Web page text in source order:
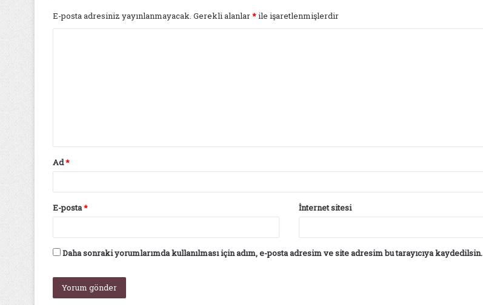
E-posta adresiniz yayınlanmayacak. Gerekli alanlar*ile işaretlenmişlerdir
Ad*
E-posta* İnternet sitesi
Daha sonraki yorumlarımda kullanılması için adım, e-posta adresim ve site adresim bu tarayıcıya kaydedilsin.